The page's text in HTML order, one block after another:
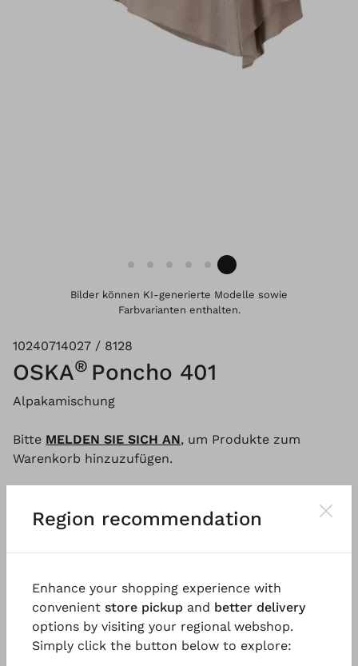
Bilder können KI-generierte Modelle sowie
Farbvarianten enthalten.
10240714027 / 8128
OSKA® Poncho 401
Alpakamischung
Bitte MELDEN SIE SICH AN, um Produkte zum
Warenkorb hinzuzufügen.
Beschreibung Material & Pflegehinweis
Der locker schwingende Poncho ist das Highlight
Ihrer Wintergarderobe. Gestrickt aus einer
kuscheligen Alpakamischung kann er lässig im
Lagenlook getragen werden. Das Modell hat einen
Region recommendation
Enhance your shopping experience with
convenient store pickup and better delivery
options by visiting your regional webshop.
Simply click the button below to explore: